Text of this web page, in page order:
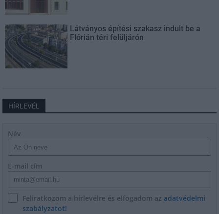
Látványos építési szakasz indult be a
Flórián téri felüljárón
HÍRLEVÉL
Név
E-mail cím
Feliratkozom a hírlevélre és elfogadom az adatvédelmi
szabályzatot!